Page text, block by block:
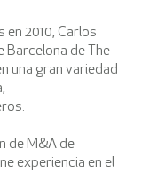
2010, Carlos
Barcelona de The
una gran variedad
de M&A de
experiencia en el